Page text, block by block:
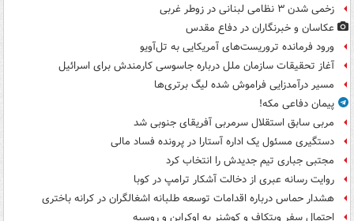
زخمی شدن ۳ نظامی لبنانی در زوطر غربی
عکاسان و خبرنگاران در دفاع مقدس
ورود فرمانده تروریست‌های آمریکایی به تل‌آویو
آغاز تحقیقات سازمان ملل درباره جاسوسی کارمندش برای اسرائیل
مسیر درآمدزایی فراموش شده لیگ برتری‌ها
پیمان دفاعی مکه!
مربی سابق استقلال سرمربی آفریقای جنوبی شد
دستگیری مسئول یک اداره آستارا در پرونده فساد مالی
مجتبی جباری تیم جدیدش را انتخاب کرد
روایت رسانه عبری از دخالت آشکار ترامپ در کوبا
هشدار حماس درباره اقدامات توسعه طلبانه اشغالگران در کرانه باختری
احتمال سفر ویتکاف و کوشنر به اوکراین و روسیه